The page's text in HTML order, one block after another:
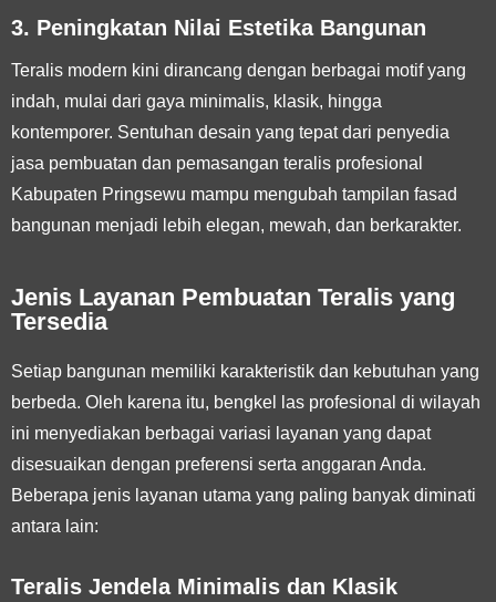
3. Peningkatan Nilai Estetika Bangunan
Teralis modern kini dirancang dengan berbagai motif yang
indah, mulai dari gaya minimalis, klasik, hingga
kontemporer. Sentuhan desain yang tepat dari penyedia
jasa pembuatan dan pemasangan teralis profesional
Kabupaten Pringsewu mampu mengubah tampilan fasad
bangunan menjadi lebih elegan, mewah, dan berkarakter.
Jenis Layanan Pembuatan Teralis yang
Tersedia
Setiap bangunan memiliki karakteristik dan kebutuhan yang
berbeda. Oleh karena itu, bengkel las profesional di wilayah
ini menyediakan berbagai variasi layanan yang dapat
disesuaikan dengan preferensi serta anggaran Anda.
Beberapa jenis layanan utama yang paling banyak diminati
antara lain:
Teralis Jendela Minimalis dan Klasik